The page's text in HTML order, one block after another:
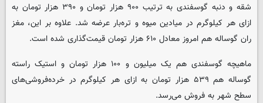
شقه و دنبه گوسفندی به ترتیب ۹۰۰ هزار تومان و ۳۹۰ هزار تومان به
ازای هر کیلوگرم در میادین میوه و تره‌بار عرضه شد. علاوه بر این، مغز
ران گوساله هم امروز معادل ۶۱۰ هزار تومان قیمت‌گذاری شده است.
ماهیچه گوسفندی هم یک میلیون و ۱۰۰ هزار تومان و استیک راسته
گوساله هم ۵۳۹ هزار تومان به ازای هر کیلوگرم در خرده‌فروشی‌های
سطح شهر به فروش می‌رسد.